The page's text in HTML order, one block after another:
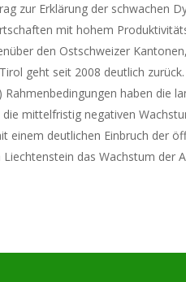
zur Erklärung der schwachen
mit hohem
den Ostschweizer
geht seit 2008 deutlich zurück.
haben die
mittelfristig negativen
einem deutlichen Einbruch der
das Wachstum